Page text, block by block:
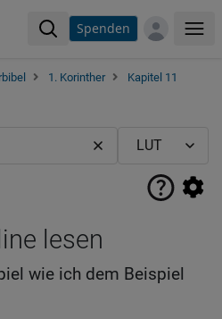
Spenden
1. Korinther
Kapitel 11
lesen
wie ich dem Beispiel